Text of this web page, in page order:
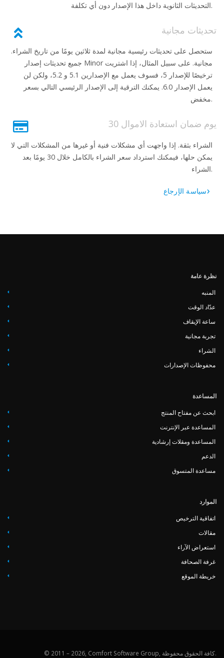
التحديثات الثانوية داخل هذا الإصدار دون أي تكلفة.
تحديثات مجانية
ستحصل على تحديثات رئيسية مجانية لمدة ثلاثين يومًا من تاريخ الشراء.
جميع تحديثات إصدار Minor مجانية. على سبيل المثال، إذا اشتريت
ترخيصًا للإصدار 5، فسوف يعمل مع الإصدارين 5.1 و 5.2، ولكن لن
يعمل الإصدار 6.0. يمكنك الترقية إلى الإصدار الرئيسي التالي بسعر
مخفض.
30 يوم ضمان استعادة الاموال
الشراء بثقة. إذا واجهت أي مشكلات فنية أو غيرها من المشكلات التي لا
يمكن حلها، فيمكنك استرداد سعر الشراء بالكامل خلال 30 يومًا بعد
الشراء.
سياسة الإرجاع
‏‏نظرة عامة
المنبه
عدّاد الوقت
ساعة الإيقاف
تجربة مجانية
الشراء
محفوظات الإصدارات
المساعدة
ابحث عن مفتاح المنتج
المساعدة عبر الإنترنت
المساعدة ومقلات إرشادية
‏‏الدعم
مساعدة المتسوق
الموارد
اتفاقية الترخيص
مقالات
استعراض الآراء
غرفة الصحافة
خريطة الموقع
© 2011 – 2026, Comfort Software Group, كافة الحقوق محفوظة.